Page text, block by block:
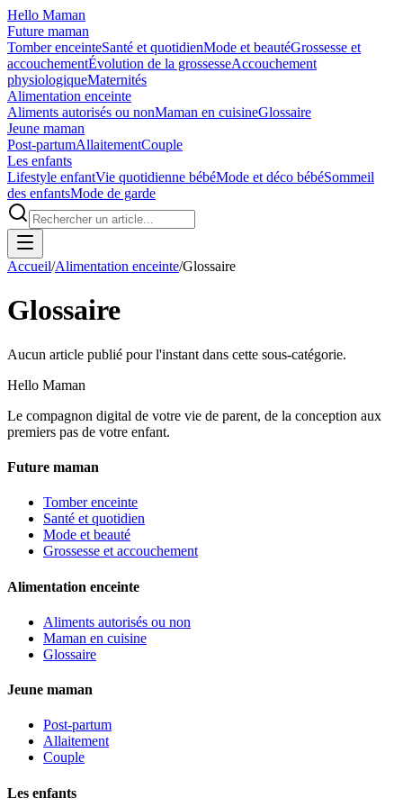
Hello Maman
Future maman
Tomber enceinteSanté et quotidienMode et beautéGrossesse et
accouchementÉvolution de la grossesseAccouchement
physiologiqueMaternités
Alimentation enceinte
Aliments autorisés ou nonMaman en cuisineGlossaire
Jeune maman
Post-partumAllaitementCouple
Les enfants
Lifestyle enfantVie quotidienne bébéMode et déco bébéSommeil
des enfantsMode de garde
Accueil/Alimentation enceinte/Glossaire
Glossaire
Aucun article publié pour l'instant dans cette sous-catégorie.
Hello Maman
Le compagnon digital de votre vie de parent, de la conception aux
premiers pas de votre enfant.
Future maman
Tomber enceinte
Santé et quotidien
Mode et beauté
Grossesse et accouchement
Alimentation enceinte
Aliments autorisés ou non
Maman en cuisine
Glossaire
Jeune maman
Post-partum
Allaitement
Couple
Les enfants